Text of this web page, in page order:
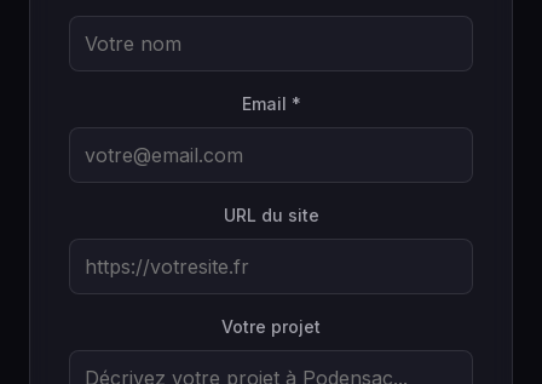
Email *
URL du site
Votre projet